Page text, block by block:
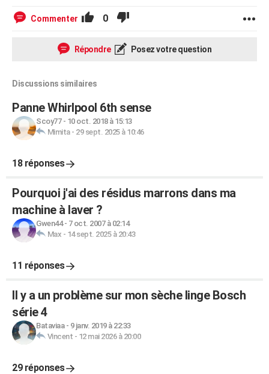
Commenter 0
Répondre Posez votre question
Discussions similaires
Panne Whirlpool 6th sense
Scoy77- 10 oct. 2018 à 15:13
Mimita- 29 sept. 2025 à 10:46
18 réponses
Pourquoi j'ai des résidus marrons dans ma
machine à laver ?
Gwen44- 7 oct. 2007 à 02:14
Max - 14 sept. 2025 à 20:43
11 réponses
Il y a un problème sur mon sèche linge Bosch
série 4
Bataviaa- 9 janv. 2019 à 22:33
Vincent - 12 mai 2026 à 20:00
29 réponses